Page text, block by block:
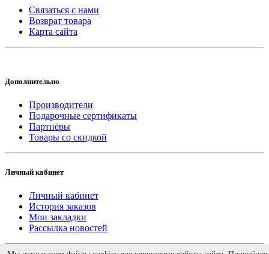
Связаться с нами
Возврат товара
Карта сайта
Дополнительно
Производители
Подарочные сертификаты
Партнёры
Товары со скидкой
Личный кабинет
Личный кабинет
История заказов
Мои закладки
Рассылка новостей